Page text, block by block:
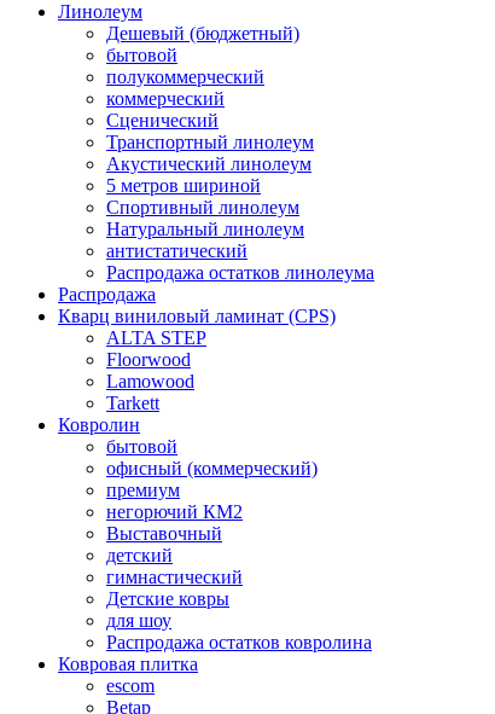
Линолеум
Дешевый (бюджетный)
бытовой
полукоммерческий
коммерческий
Сценический
Транспортный линолеум
Акустический линолеум
5 метров шириной
Спортивный линолеум
Натуральный линолеум
антистатический
Распродажа остатков линолеума
Распродажа
Кварц виниловый ламинат (CPS)
ALTA STEP
Floorwood
Lamowood
Tarkett
Ковролин
бытовой
офисный (коммерческий)
премиум
негорючий КМ2
Выставочный
детский
гимнастический
Детские ковры
для шоу
Распродажа остатков ковролина
Ковровая плитка
escom
Betap